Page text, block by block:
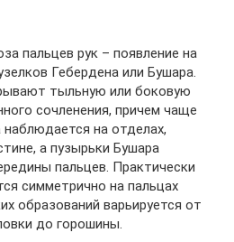
пальцев рук – появление на
Гебердена или Бушара.
тыльную или боковую
сочленения, причем чаще
наблюдается на отделах,
а пузырьки Бушара
пальцев. Практически
симметрично на пальцах
образований варьируется от
до горошины.